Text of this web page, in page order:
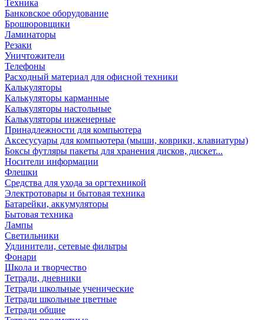
Техника
Банковское оборудование
Брошюровщики
Ламинаторы
Резаки
Уничтожители
Телефоны
Расходный материал для офисной техники
Калькуляторы
Калькуляторы карманные
Калькуляторы настольные
Калькуляторы инженерные
Принадлежности для компьютера
Аксесусуары для компьютера (мыши, коврики, клавиатуры)
Боксы футляры пакеты для хранения дисков, дискет...
Носители информации
Флешки
Средства для ухода за оргтехникой
Электротовары и бытовая техника
Батарейки, аккумуляторы
Бытовая техника
Лампы
Светильники
Удлинители, сетевые фильтры
Фонари
Школа и творчество
Тетради, дневники
Тетради школьные ученические
Тетради школьные цветные
Тетради общие